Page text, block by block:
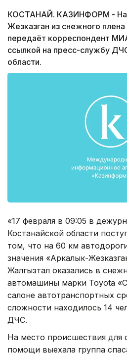
КОСТАНАЙ. КАЗИНФОРМ - На
Жезказган из снежного плена
передаёт корреспондент
ссылкой на пресс-службу
области.
«17 февраля в 09:05 в
Костанайской области
том, что на 60 км
значения «Аркалык-
Жалгызтал оказались в
автомашины марки Toyota
салоне автотранспортных
сложности находилось 14
ДЧС.
На место происшествия для
помощи выехала группа